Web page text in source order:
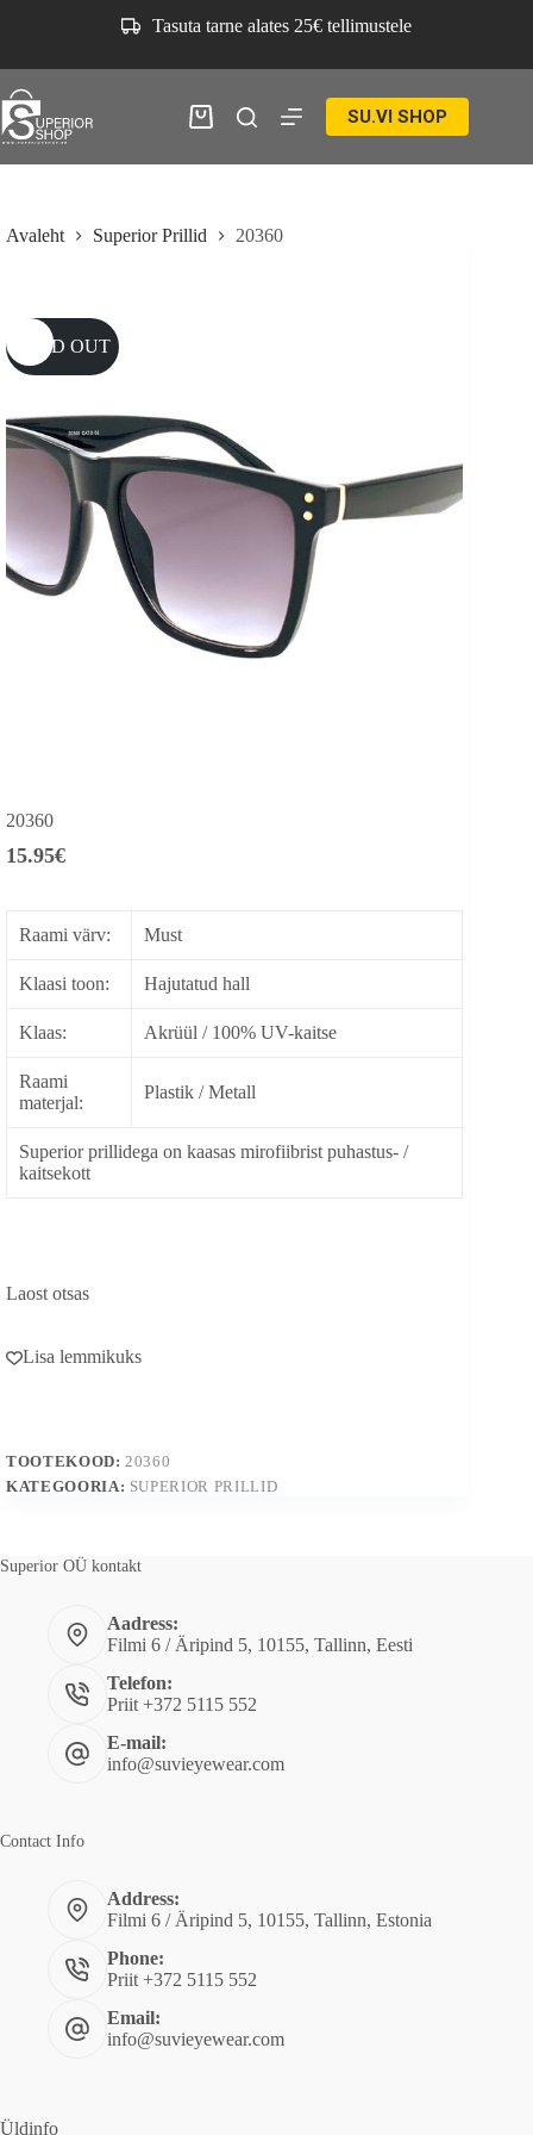
Tasuta tarne alates 25€ tellimustele
Ostukorv SU.VI SHOP
Avaleht Superior Prillid 20360
SOLD OUT
20360
15.95€
Raami värv: Must
Klaasi toon: Hajutatud hall
Klaas: Akrüül / 100% UV-kaitse
Raami
materjal:
Plastik / Metall
Superior prillidega on kaasas mirofiibrist puhastus- /
kaitsekott
Laost otsas
Lisa lemmikuks
TOOTEKOOD: 20360
KATEGOORIA: SUPERIOR PRILLID
Superior OÜ kontakt
Aadress:
Filmi 6 / Äripind 5, 10155, Tallinn, Eesti
Telefon:
Priit +372 5115 552
E-mail:
info@suvieyewear.com
Contact Info
Address:
Filmi 6 / Äripind 5, 10155, Tallinn, Estonia
Phone:
Priit +372 5115 552
Email:
info@suvieyewear.com
Üldinfo